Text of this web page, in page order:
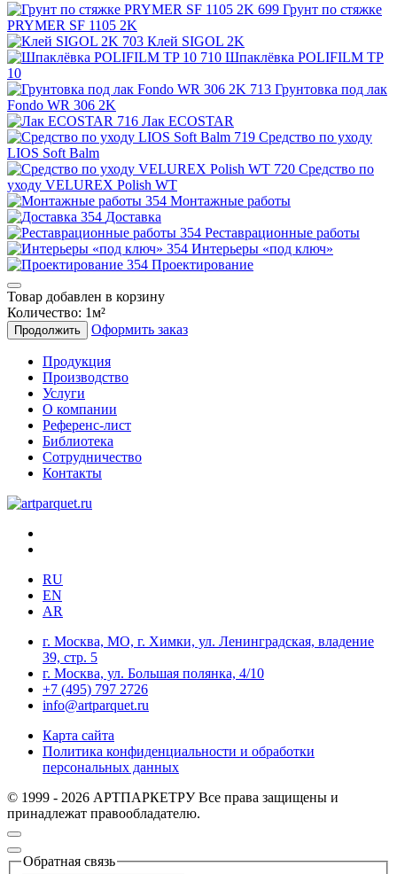
Грунт по стяжке
PRYMER SF 1105 2K
Клей SIGOL 2K
Шпаклёвка POLIFILM TP
10
Грунтовка под лак
Fondo WR 306 2K
Лак ECOSTAR
Средство по уходу
LIOS Soft Balm
Средство по
уходу VELUREX Polish WT
Монтажные работы
Доставка
Реставрационные работы
Интерьеры «под ключ»
Проектирование
Товар добавлен в корзину
Количество: 1м²
Продолжить Оформить заказ
Продукция
Производство
Услуги
О компании
Референс-лист
Библиотека
Сотрудничество
Контакты
RU
EN
AR
г. Москва, МО, г. Химки, ул. Ленинградская, владение
39, стр. 5
г. Москва, ул. Большая полянка, 4/10
+7 (495) 797 2726
info@artparquet.ru
Карта сайта
Политика конфиденциальности и обработки
персональных данных
© 1999 - 2026 АРТПАРКЕТРУ Все права защищены и
принадлежат правообладателю.
Обратная связь